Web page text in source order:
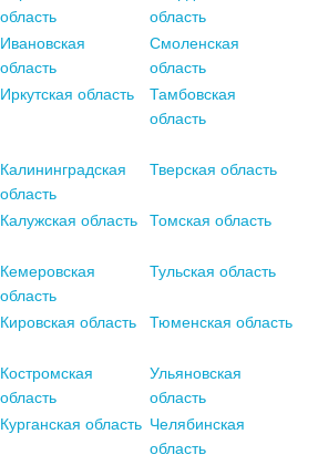
область
область
Ивановская
область
Смоленская
область
Иркутская область
Тамбовская
область
Калининградская
область
Тверская область
Калужская область Томская область
Кемеровская
область
Тульская область
Кировская область Тюменская область
Костромская
область
Ульяновская
область
Курганская область Челябинская
область